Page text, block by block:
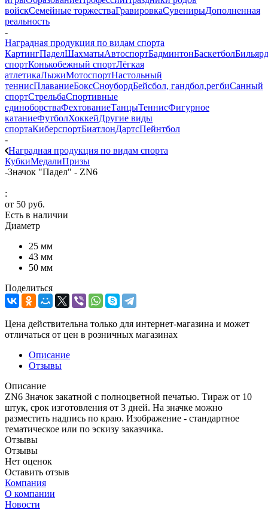
войскСемейные торжестваГравировкаСувенирыДополненная
реальность
-
Наградная продукция по видам спорта
КартингПаделШахматыАвтоспортБадминтонБаскетболБильярд
спортКонькобежный спортЛёгкая
атлетикаЛыжиМотоспортНастольный
теннисПлаваниеБоксСноубордБейсбол, гандбол,регбиСанный
спортСтрельбаСпортивные
единоборстваФехтованиеТанцыТеннисФигурное
катаниеФутболХоккейДругие виды
спортаКиберспортБиатлонДартсПейнтбол
-
Наградная продукция по видам спорта
КубкиМедалиПризы
-Значок "Падел" - ZN6
:
от 50 руб.
Есть в наличии
Диаметр
25 мм
43 мм
50 мм
Поделиться
Цена действительна только для интернет-магазина и может
отличаться от цен в розничных магазинах
Описание
Отзывы
Описание
ZN6 Значок закатной с полноцветной печатью. Тираж от 10
штук, срок изготовления от 3 дней. На значке можно
разместить надпись по краю. Изображение - стандартное
тематическое или по эскизу заказчика.
Отзывы
Отзывы
Нет оценок
Оставить отзыв
Компания
О компании
Новости